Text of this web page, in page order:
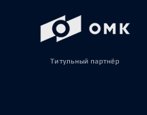
Титульный партнёр